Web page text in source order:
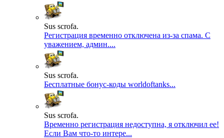
Sus scrofa.
Регистрация временно отключена из-за спама. С
уважением, админ....
Sus scrofa.
Бесплатные бонус-коды worldoftanks...
Sus scrofa.
Временно регистрация недоступна, я отключил ее!
Если Вам что-то интере...